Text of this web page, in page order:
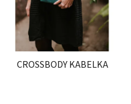
CROSSBODY KABELKA